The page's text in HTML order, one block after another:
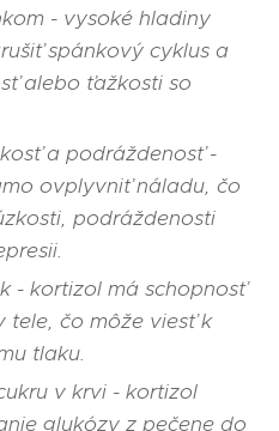
- vysoké hladiny
spánkový cyklus a
alebo ťažkosti so
a podráždenosť -
ovplyvniť náladu, čo
podráždenosti
- kortizol má schopnosť
tele, čo môže viesť k
tlaku.
v krvi - kortizol
glukózy z pečene do